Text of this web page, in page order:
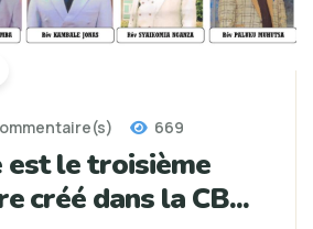
669
est le troisième
créé dans la CB...